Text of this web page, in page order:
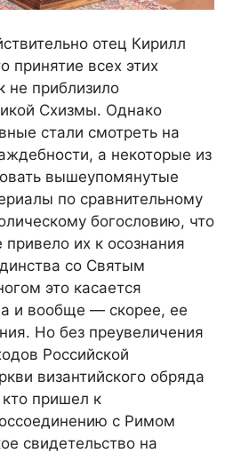
отец Кирилл
принятие всех этих
не приблизило
Схизмы. Однако
стали смотреть на
а некоторые из
вышеупомянутые
по сравнительному
богословию, что
их к осознания
со Святым
это касается
и вообще — скорее, ее
Но без преувеличения
Российской
византийского обряда
пришел к
с Римом
свидетельство на